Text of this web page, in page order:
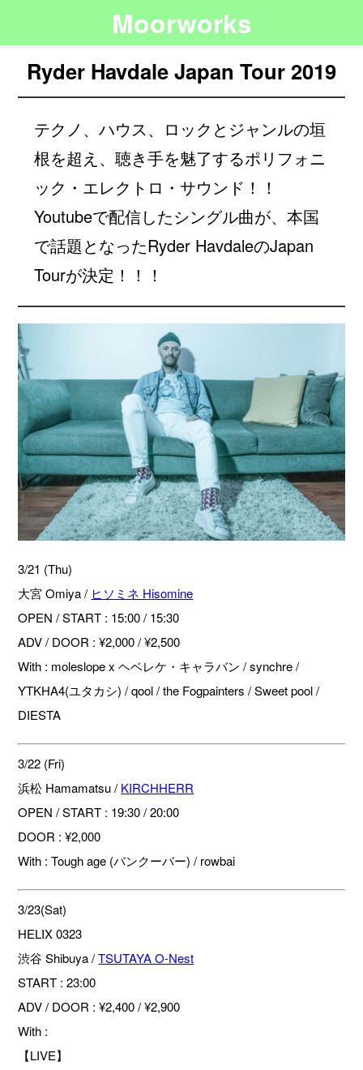
Moorworks
Ryder Havdale Japan Tour 2019
テクノ、ハウス、ロックとジャンルの垣
根を超え、聴き手を魅了するポリフォニ
ック・エレクトロ・サウンド！！
Youtubeで配信したシングル曲が、本国
で話題となったRyder HavdaleのJapan
Tourが決定！！！
3/21 (Thu)
大宮 Omiya / ヒソミネ Hisomine
OPEN / START : 15:00 / 15:30
ADV / DOOR : ¥2,000 / ¥2,500
With : moleslope x ヘベレケ・キャラバン / synchre /
YTKHA4(ユタカシ) / qool / the Fogpainters / Sweet pool /
DIESTA
3/22 (Fri)
浜松 Hamamatsu /KIRCHHERR
OPEN / START : 19:30 / 20:00
DOOR : ¥2,000
With : Tough age (バンクーバー) / rowbai
3/23(Sat)
HELIX 0323
渋谷 Shibuya /TSUTAYA O-Nest
START : 23:00
ADV / DOOR : ¥2,400 / ¥2,900
With :
【LIVE】